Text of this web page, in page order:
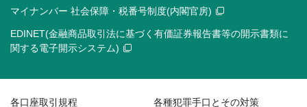
マイナンバー 社会保障・税番号制度(内閣官房)
EDINET(金融商品取引法に基づく有価証券報告書等の開示書類に
関する電子開示システム)
各口座取引規程 各種犯罪手口とその対策